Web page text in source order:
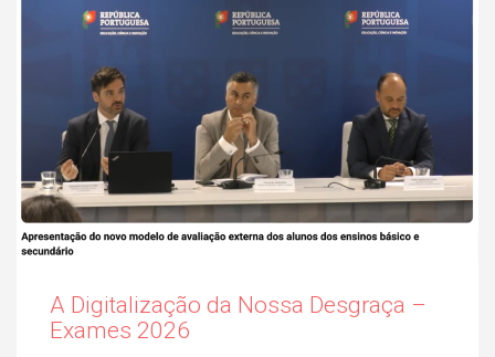
A Digitalização da Nossa Desgraça –
Exames 2026